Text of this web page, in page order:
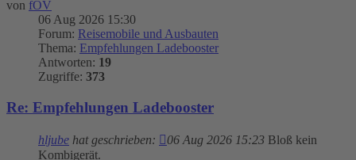
von fOV
06 Aug 2026 15:30
Forum: Reisemobile und Ausbauten
Thema: Empfehlungen Ladebooster
Antworten: 19
Zugriffe: 373
Re: Empfehlungen Ladebooster
hljube hat geschrieben: 06 Aug 2026 15:23 Bloß kein
Kombigerät.